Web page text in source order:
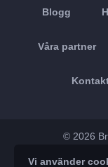
Blogg
Våra partner
© 2026
Vi använder